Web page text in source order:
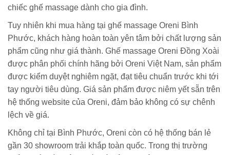
chiếc ghế massage dành cho gia đình.
Tuy nhiên khi mua hàng tại ghế massage Oreni Bình
Phước, khách hàng hoàn toàn yên tâm bởi chất lượng sản
phẩm cũng như giá thành. Ghế massage Oreni Đồng Xoài
được phân phối chính hãng bởi Oreni Việt Nam, sản phẩm
được kiểm duyệt nghiêm ngặt, đạt tiêu chuẩn trước khi tới
tay người tiêu dùng. Giá sản phẩm được niêm yết sẵn trên
hệ thống website của Oreni, đảm bảo không có sự chênh
lệch về giá.
Không chỉ tại Bình Phước, Oreni còn có hệ thống bán lẻ
gần 30 showroom trải khắp toàn quốc. Trong thị trường